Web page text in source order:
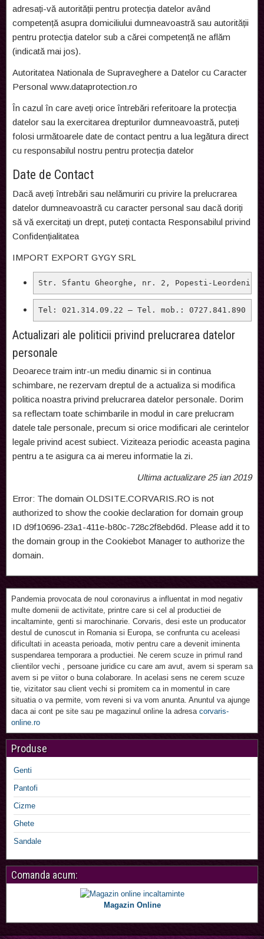
adresați-vă autorității pentru protecția datelor având
competență asupra domiciliului dumneavoastră sau autorității
pentru protecția datelor sub a cărei competență ne aflăm
(indicată mai jos).
Autoritatea Nationala de Supraveghere a Datelor cu Caracter
Personal www.dataprotection.ro
În cazul în care aveți orice întrebări referitoare la protecția
datelor sau la exercitarea drepturilor dumneavoastră, puteți
folosi următoarele date de contact pentru a lua legătura direct
cu responsabilul nostru pentru protecția datelor
Date de Contact
Dacă aveți întrebări sau nelămuriri cu privire la prelucrarea
datelor dumneavoastră cu caracter personal sau dacă doriți
să vă exercitați un drept, puteți contacta Responsabilul privind
Confidențialitatea
IMPORT EXPORT GYGY SRL
Str. Sfantu Gheorghe, nr. 2, Popesti-Leordeni,
Tel: 021.314.09.22 – Tel. mob.: 0727.841.890
Actualizari ale politicii privind prelucrarea datelor
personale
Deoarece traim intr-un mediu dinamic si in continua
schimbare, ne rezervam dreptul de a actualiza si modifica
politica noastra privind prelucrarea datelor personale. Dorim
sa reflectam toate schimbarile in modul in care prelucram
datele tale personale, precum si orice modificari ale cerintelor
legale privind acest subiect. Viziteaza periodic aceasta pagina
pentru a te asigura ca ai mereu informatie la zi.
Ultima actualizare 25 ian 2019
Error: The domain OLDSITE.CORVARIS.RO is not
authorized to show the cookie declaration for domain group
ID d9f10696-23a1-411e-b80c-728c2f8ebd6d. Please add it to
the domain group in the Cookiebot Manager to authorize the
domain.
Pandemia provocata de noul coronavirus a influentat in mod negativ
multe domenii de activitate, printre care si cel al productiei de
incaltaminte, genti si marochinarie. Corvaris, desi este un producator
destul de cunoscut in Romania si Europa, se confrunta cu aceleasi
dificultati in aceasta perioada, motiv pentru care a devenit iminenta
suspendarea temporara a productiei. Ne cerem scuze in primul rand
clientilor vechi , persoane juridice cu care am avut, avem si speram sa
avem si pe viitor o buna colaborare. In acelasi sens ne cerem scuze
tie, vizitator sau client vechi si promitem ca in momentul in care
situatia o va permite, vom reveni si va vom anunta. Anuntul va ajunge
daca ai cont pe site sau pe magazinul online la adresa corvaris-
online.ro
Produse
Genti
Pantofi
Cizme
Ghete
Sandale
Comanda acum:
Magazin Online